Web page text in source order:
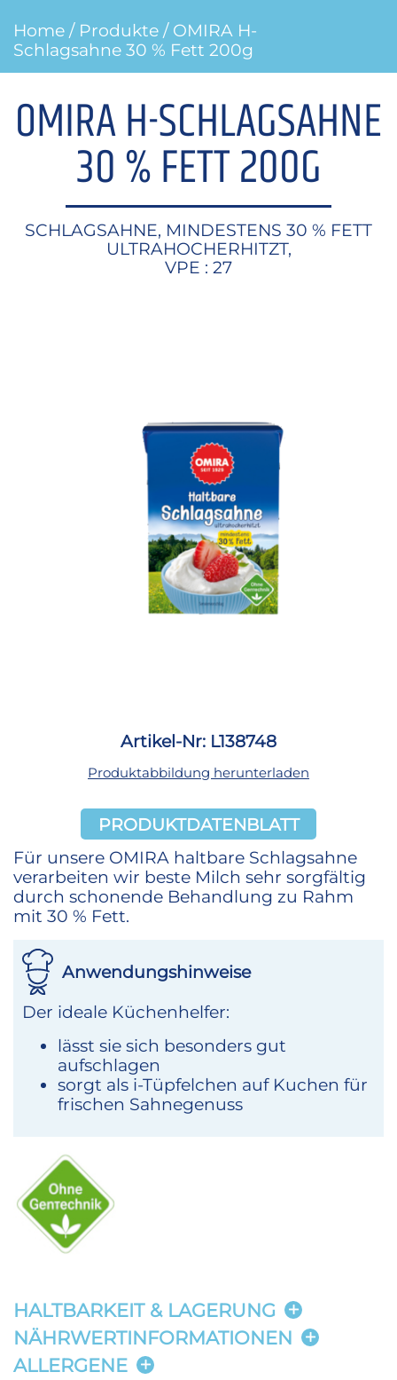
Home / Produkte / OMIRA H-
Schlagsahne 30 % Fett 200g
OMIRA H-SCHLAGSAHNE
30 % FETT 200G
SCHLAGSAHNE, MINDESTENS 30 % FETT
ULTRAHOCHERHITZT,
VPE : 27
Artikel-Nr: L138748
Produktabbildung herunterladen
PRODUKTDATENBLATT
Für unsere OMIRA haltbare Schlagsahne
verarbeiten wir beste Milch sehr sorgfältig
durch schonende Behandlung zu Rahm
mit 30 % Fett.
Anwendungshinweise
Der ideale Küchenhelfer:
lässt sie sich besonders gut
aufschlagen
sorgt als i-Tüpfelchen auf Kuchen für
frischen Sahnegenuss
HALTBARKEIT & LAGERUNG
NÄHRWERTINFORMATIONEN
ALLERGENE